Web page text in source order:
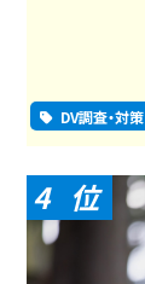
DV調査・対策
4